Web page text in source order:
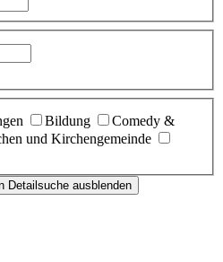
Bildung
Comedy &
und Kirchengemeinde
Detailsuche ausblenden